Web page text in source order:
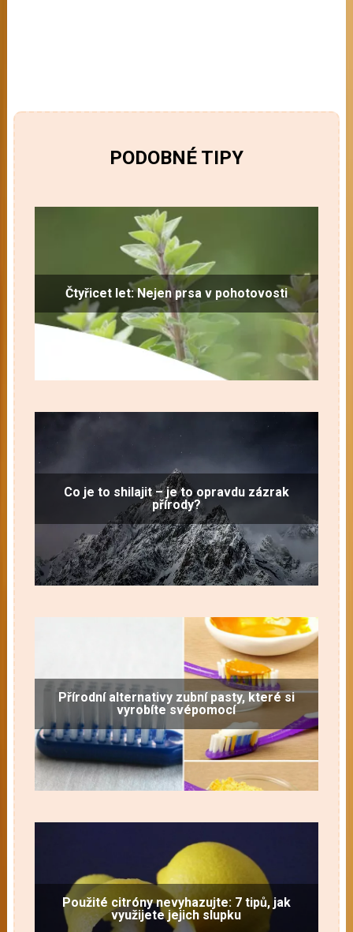
PODOBNÉ TIPY
Čtyřicet let: Nejen prsa v pohotovosti
Co je to shilajit – je to opravdu zázrak
přírody?
Přírodní alternativy zubní pasty, které si
vyrobíte svépomocí
Použité citróny nevyhazujte: 7 tipů, jak
využijete jejich slupku